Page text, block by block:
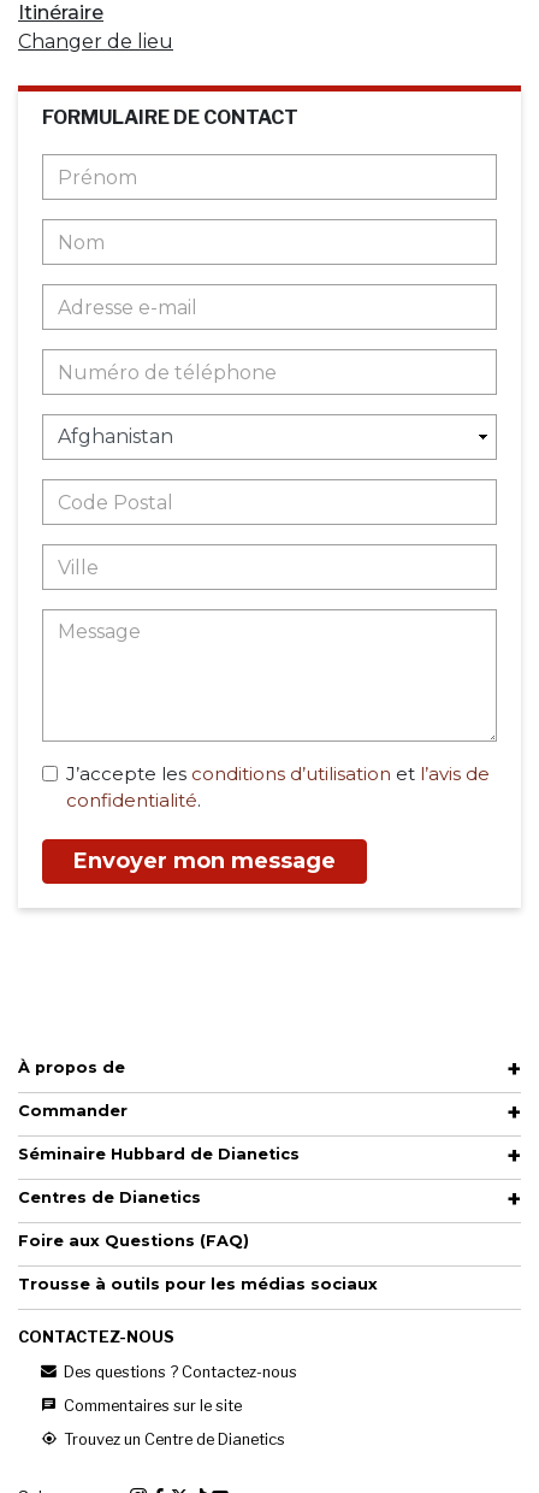
Itinéraire
Changer de lieu
FORMULAIRE DE CONTACT
J’accepte les conditions d’utilisation et l’avis de
confidentialité.
Envoyer mon message
À propos de
Commander
Séminaire Hubbard de Dianetics
Centres de Dianetics
Foire aux Questions (FAQ)
Trousse à outils pour les médias sociaux
CONTACTEZ-NOUS
Des questions ? Contactez-nous
Commentaires sur le site
Trouvez un Centre de Dianetics